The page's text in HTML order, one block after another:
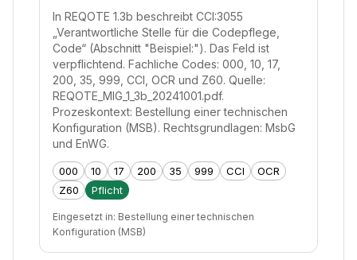
In REQOTE 1.3b beschreibt CCI:3055
„Verantwortliche Stelle für die Codepflege,
Code“ (Abschnitt "Beispiel:"). Das Feld ist
verpflichtend. Fachliche Codes: 000, 10, 17,
200, 35, 999, CCI, OCR und Z60. Quelle:
REQOTE_MIG_1_3b_20241001.pdf.
Prozeskontext: Bestellung einer technischen
Konfiguration (MSB). Rechtsgrundlagen: MsbG
und EnWG.
000 10 17 200 35 999 CCI
OCR
Z60
Pflicht
Eingesetzt in: Bestellung einer technischen
Konfiguration (MSB)